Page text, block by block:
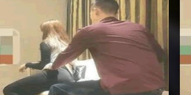
和先进的数据分析。品茶师会与消费者进行深入交
流，了解他们对茶的口感偏好，比如是喜欢醇厚的
红茶、清香的绿茶，还是甘甜的白茶。同时，...